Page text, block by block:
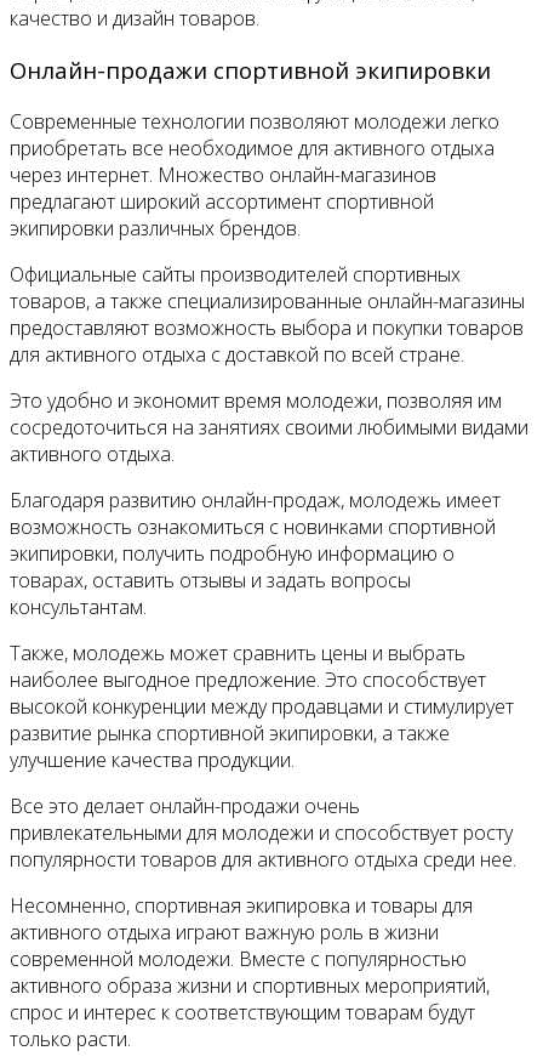
качество и дизайн товаров.
Онлайн-продажи спортивной экипировки
Современные технологии позволяют молодежи легко
приобретать все необходимое для активного отдыха
через интернет. Множество онлайн-магазинов
предлагают широкий ассортимент спортивной
экипировки различных брендов.
Официальные сайты производителей спортивных
товаров, а также специализированные онлайн-магазины
предоставляют возможность выбора и покупки товаров
для активного отдыха с доставкой по всей стране.
Это удобно и экономит время молодежи, позволяя им
сосредоточиться на занятиях своими любимыми видами
активного отдыха.
Благодаря развитию онлайн-продаж, молодежь имеет
возможность ознакомиться с новинками спортивной
экипировки, получить подробную информацию о
товарах, оставить отзывы и задать вопросы
консультантам.
Также, молодежь может сравнить цены и выбрать
наиболее выгодное предложение. Это способствует
высокой конкуренции между продавцами и стимулирует
развитие рынка спортивной экипировки, а также
улучшение качества продукции.
Все это делает онлайн-продажи очень
привлекательными для молодежи и способствует росту
популярности товаров для активного отдыха среди нее.
Несомненно, спортивная экипировка и товары для
активного отдыха играют важную роль в жизни
современной молодежи. Вместе с популярностью
активного образа жизни и спортивных мероприятий,
спрос и интерес к соответствующим товарам будут
только расти.